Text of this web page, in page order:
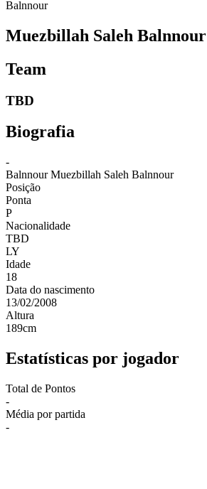
Balnnour
Muezbillah Saleh Balnnour
Team
TBD
Biografia
-
Balnnour Muezbillah Saleh Balnnour
Posição
Ponta
P
Nacionalidade
TBD
LY
Idade
18
Data do nascimento
13/02/2008
Altura
189cm
Estatísticas por jogador
Total de Pontos
-
Média por partida
-